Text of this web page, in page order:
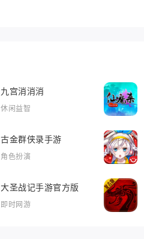
九宫消消消
休闲益智
古金群侠录手游
角色扮演
大圣战记手游官方版
即时网游